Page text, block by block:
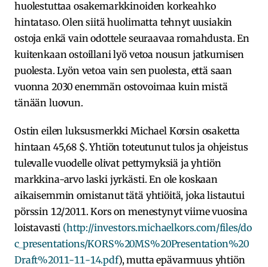
huolestuttaa osakemarkkinoiden korkeahko
hintataso. Olen siitä huolimatta tehnyt uusiakin
ostoja enkä vain odottele seuraavaa romahdusta. En
kuitenkaan ostoillani lyö vetoa nousun jatkumisen
puolesta. Lyön vetoa vain sen puolesta, että saan
vuonna 2030 enemmän ostovoimaa kuin mistä
tänään luovun.
Ostin eilen luksusmerkki Michael Korsin osaketta
hintaan 45,68 $. Yhtiön toteutunut tulos ja ohjeistus
tulevalle vuodelle olivat pettymyksiä ja yhtiön
markkina-arvo laski jyrkästi. En ole koskaan
aikaisemmin omistanut tätä yhtiöitä, joka listautui
pörssin 12/2011. Kors on menestynyt viime vuosina
loistavasti (http://investors.michaelkors.com/files/do
c_presentations/KORS%20MS%20Presentation%20
Draft%2011-11-14.pdf), mutta epävarmuus yhtiön